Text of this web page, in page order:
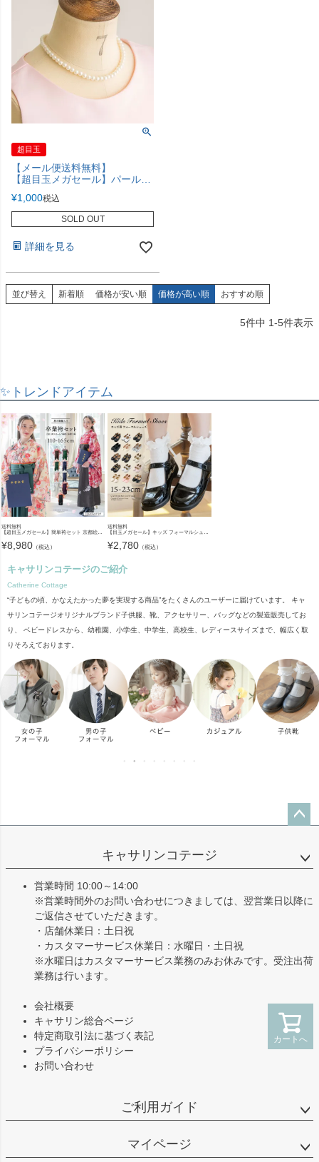
カートへ
超目玉
【メール便送料無料】
【超目玉メガセール】パールネックレス アクセサリー その他アクセサリー・小物 YUP4《メール便優先商品》
¥1,000税込
SOLD OUT
詳細を見る
並び替え 新着順 価格が安い順 価格が高い順 おすすめ順
5件中 1-5件表示
✨トレンドアイテム
送料無料
【超目玉メガセール】簡単袴セット 京都絵師描き下ろし新柄 2025年3月卒業 着付け かんたん袴 袴セット 小学校 卒業式 卒園式 女の子 袴 保育園 年長袴 簡単着付け 刺繍入り 和装 着物 七五三 [
¥8,980 （税込）
送料無料
【目玉メガセール】キッズ フォーマルシューズ 子供靴 フォーマルシューズ 女の子 ワンストラップ かかとクッション入りで靴擦れしにくい キッズ 入学式 卒業式 TAK ドレスシューズ
¥2,780 （税込）
キャサリンコテージのご紹介
Catherine Cottage
“子どもの頃、かなえたかった夢を実現する商品”をたくさんのユーザーに届けています。 キャ
サリンコテージオリジナルブランド子供服、靴、アクセサリー、バッグなどの製造販売してお
り、 ベビードレスから、幼稚園、小学生、中学生、高校生、レディースサイズまで、幅広く取
りそろえております。
ップ
キャサリンコテージ
営業時間 10:00～14:00
※営業時間外のお問い合わせにつきましては、翌営業日以降に
ご返信させていただきます。
・店舗休業日：土日祝
・カスタマーサービス休業日：水曜日・土日祝
※水曜日はカスタマーサービス業務のみお休みです。受注出荷
業務は行います。
会社概要
キャサリン総合ページ
特定商取引法に基づく表記
プライバシーポリシー
お問い合わせ
ご利用ガイド
マイページ